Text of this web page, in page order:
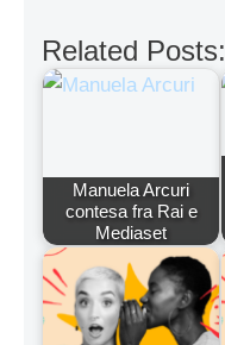
Related Posts:
Manuela Arcuri
contesa fra Rai e
Mediaset